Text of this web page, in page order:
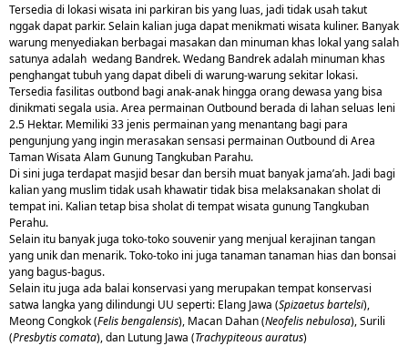
Tersedia di lokasi wisata ini parkiran bis yang luas, jadi tidak usah takut
nggak dapat parkir.Selain kalian juga dapat menikmati wisata kuliner. Banyak
warung menyediakan berbagai masakan dan minuman khas lokal yang salah
satunya adalah wedang Bandrek. Wedang Bandrek adalah minuman khas
penghangat tubuh yang dapat dibeli di warung-warung sekitar lokasi.
Tersedia fasilitas outbond bagi anak-anak hingga orang dewasa yang bisa
dinikmati segala usia. Area permainan Outbound berada di lahan seluas leni
2.5 Hektar. Memiliki 33 jenis permainan yang menantang bagi para
pengunjung yang ingin merasakan sensasi permainan Outbound di Area
Taman Wisata Alam Gunung Tangkuban Parahu.
Di sini juga terdapat masjid besar dan bersih muat banyak jama’ah. Jadi bagi
kalian yang muslim tidak usah khawatir tidak bisa melaksanakan sholat di
tempat ini. Kalian tetap bisa sholat di tempat wisata gunung Tangkuban
Perahu.
Selain itu banyak juga toko-toko souvenir yang menjual kerajinan tangan
yang unik dan menarik. Toko-toko ini juga tanaman tanaman hias dan bonsai
yang bagus-bagus.
Selain itu juga ada balai konservasi yang merupakan tempat konservasi
satwa langka yang dilindungi UU seperti: Elang Jawa (Spizaetus bartelsi),
Meong Congkok (Felis bengalensis), Macan Dahan (Neofelis nebulosa), Surili
(Presbytis comata), dan Lutung Jawa (Trachypiteous auratus)